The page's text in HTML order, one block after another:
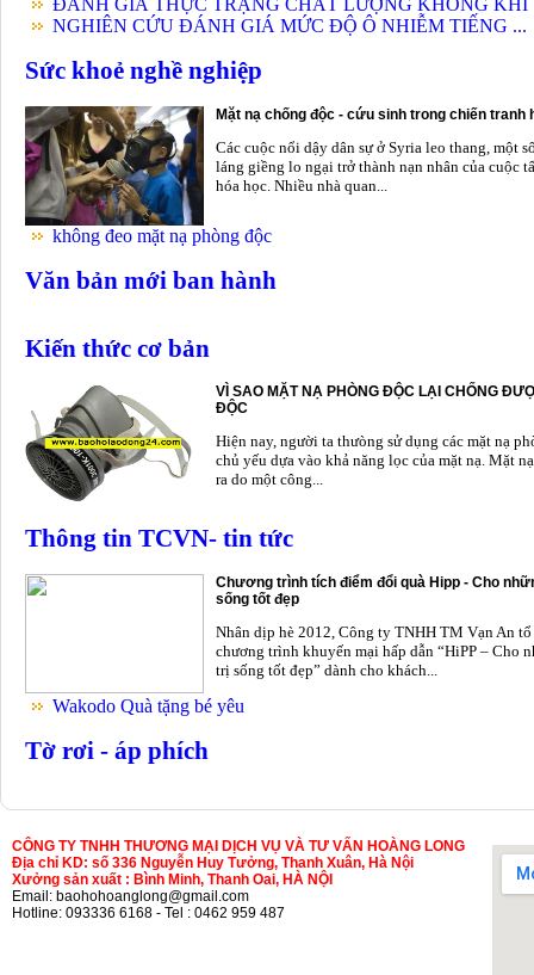
ĐÁNH GIÁ THỰC TRẠNG CHẤT LƯỢNG KHÔNG KHÍ
NGHIÊN CỨU ĐÁNH GIÁ MỨC ĐỘ Ô NHIỄM TIẾNG ...
Sức khoẻ nghề nghiệp
Mặt nạ chống độc - cứu sinh trong chiến tranh
Các cuộc nổi dậy dân sự ở Syria leo thang, một
láng giềng lo ngại trở thành nạn nhân của cuộc
hóa học. Nhiều nhà quan...
không đeo mặt nạ phòng độc
Văn bản mới ban hành
Kiến thức cơ bản
VÌ SAO MẶT NẠ PHÒNG ĐỘC LẠI CHỐNG
ĐỘC
Hiện nay, người ta thưòng sử dụng các mặt nạ
chủ yếu dựa vào khả năng lọc của mặt nạ. Mặt
ra do một công...
Thông tin TCVN- tin tức
Chương trình tích điểm đổi quà Hipp - Cho
sống tốt đẹp
Nhân dịp hè 2012, Công ty TNHH TM Vạn An
chương trình khuyến mại hấp dẫn “HiPP – Cho
trị sống tốt đẹp” dành cho khách...
Wakodo Quà tặng bé yêu
Tờ rơi - áp phích
CÔNG TY TNHH THƯƠNG MẠI DỊCH VỤ VÀ TƯ VẤN HOÀNG LONG
Địa chỉ KD: số 336 Nguyễn Huy Tưởng, Thanh Xuân, Hà Nội
Xưởng sản xuất : Bình Minh, Thanh Oai, HÀ NỘI
Email: baohohoanglong@gmail.com
Hotline: 093336 6168 - Tel : 0462 959 487